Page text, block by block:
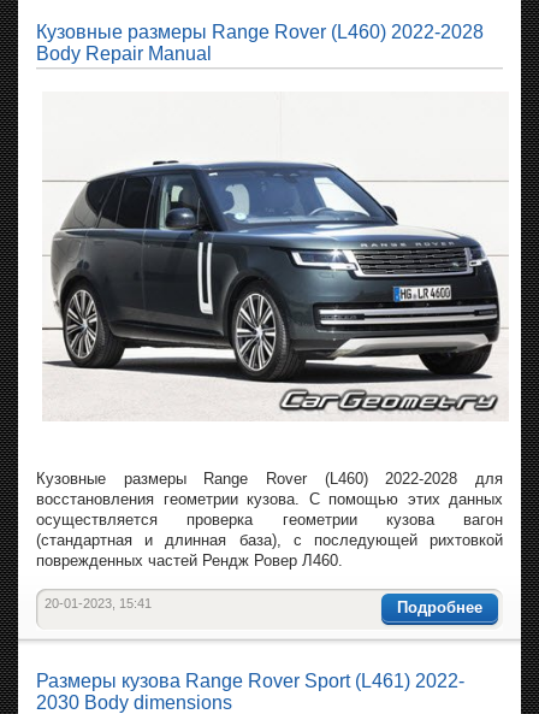
Кузовные размеры Range Rover (L460) 2022-2028
Body Repair Manual
Кузовные размеры Range Rover (L460) 2022-2028 для
восстановления геометрии кузова. С помощью этих данных
осуществляется проверка геометрии кузова вагон
(стандартная и длинная база), с последующей рихтовкой
поврежденных частей Рендж Ровер Л460.
Подробнее
20-01-2023, 15:41
Размеры кузова Range Rover Sport (L461) 2022-
2030 Body dimensions